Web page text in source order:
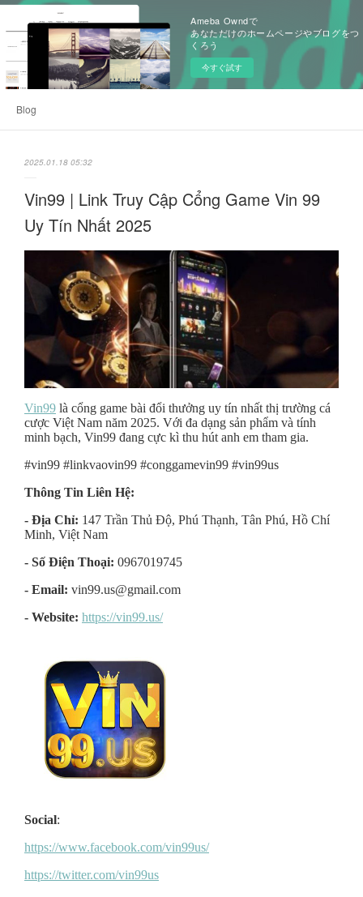
Ameba Owndで
あなただけのホームページやブログをつ
くろう
今すぐ試す
Blog
2025.01.18 05:32
Vin99 | Link Truy Cập Cổng Game Vin 99
Uy Tín Nhất 2025